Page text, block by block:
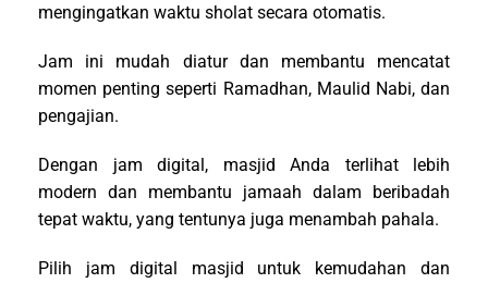
mengingatkan waktu sholat secara otomatis.
Jam ini mudah diatur dan membantu mencatat
momen penting seperti Ramadhan, Maulid Nabi, dan
pengajian.
Dengan jam digital, masjid Anda terlihat lebih
modern dan membantu jamaah dalam beribadah
tepat waktu, yang tentunya juga menambah pahala.
Pilih jam digital masjid untuk kemudahan dan